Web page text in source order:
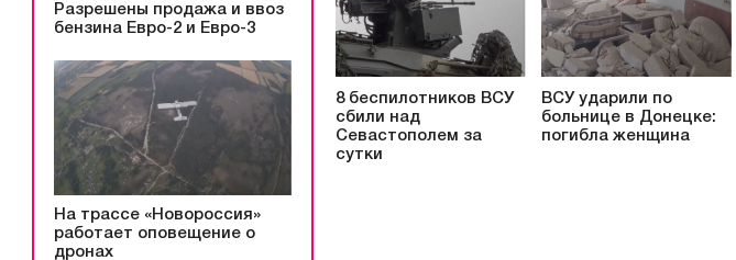
Разрешены продажа и ввоз
бензина Евро-2 и Евро-3
На трассе «Новороссия»
работает оповещение о
дронах
8 беспилотников ВСУ
сбили над
Севастополем за
сутки
ВСУ ударили по
больнице в Донецке:
погибла женщина